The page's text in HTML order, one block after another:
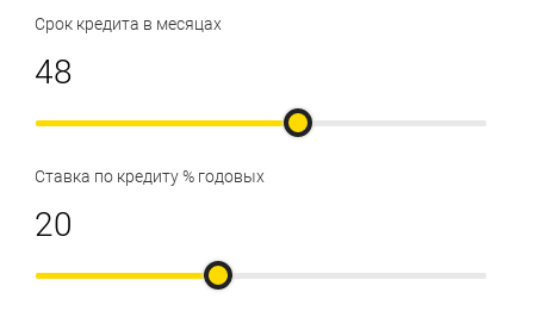
Срок кредита в месяцах
Ставка по кредиту % годовых